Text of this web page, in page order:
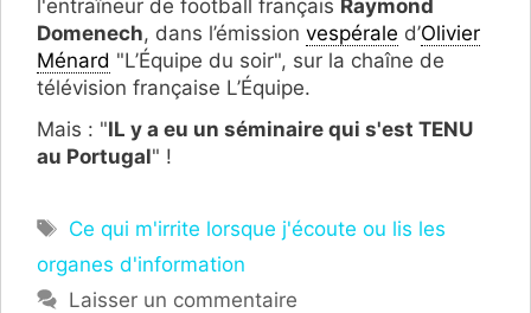
l'entraîneur de football français Raymond
Domenech, dans l’émission vespérale d’Olivier
Ménard "L’Équipe du soir", sur la chaîne de
télévision française L’Équipe.
Mais : "IL y a eu un séminaire qui s'est TENU
au Portugal" !
Étiquettes
Ce qui m'irrite lorsque j'écoute ou lis les
organes d'information
Laisser un commentaire